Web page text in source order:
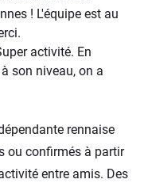
! L'équipe est au
activité. En
son niveau, on a
rennaise
ou confirmés à partir
entre amis. Des